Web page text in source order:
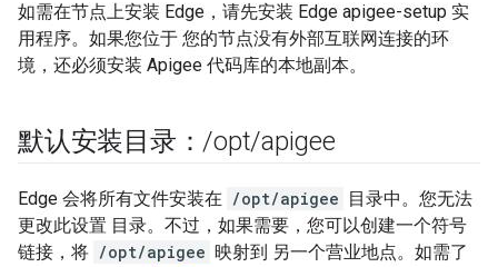
如需在节点上安装 Edge，请先安装 Edge apigee-setup 实
用程序。如果您位于 您的节点没有外部互联网连接的环
境，还必须安装 Apigee 代码库的本地副本。
默认安装目录： /opt/apigee
Edge 会将所有文件安装在 /opt/apigee 目录中。您无法
更改此设置 目录。不过，如果需要，您可以创建一个符号
链接，将 /opt/apigee 映射到 另一个营业地点。如需了